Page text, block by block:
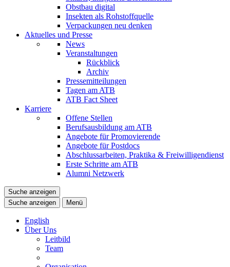
Obstbau digital
Insekten als Rohstoffquelle
Verpackungen neu denken
Aktuelles und Presse
News
Veranstaltungen
Rückblick
Archiv
Pressemitteilungen
Tagen am ATB
ATB Fact Sheet
Karriere
Offene Stellen
Berufsausbildung am ATB
Angebote für Promovierende
Angebote für Postdocs
Abschlussarbeiten, Praktika & Freiwilligendienst
Erste Schritte am ATB
Alumni Netzwerk
Suche anzeigen
Suche anzeigen
Menü
English
Über Uns
Leitbild
Team